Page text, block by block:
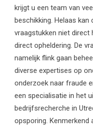
krijgt u een team van
beschikking. Helaas
vraagstukken niet direct
direct opheldering. De
namelijk flink gaan
diverse expertises op
onderzoek naar fraude
een specialisatie in het
bedrijfsrecherche in
opsporing. Kenmerkend